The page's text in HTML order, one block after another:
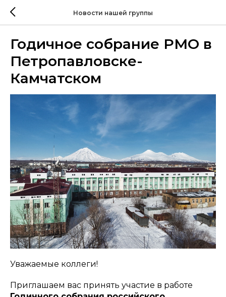
Новости нашей группы
Годичное собрание РМО в
Петропавловске-
Камчатском
Уважаемые коллеги!
Приглашаем вас принять участие в работе